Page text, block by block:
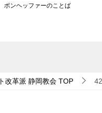
ボンヘッファーのことば
改革派 静岡教会 TOP